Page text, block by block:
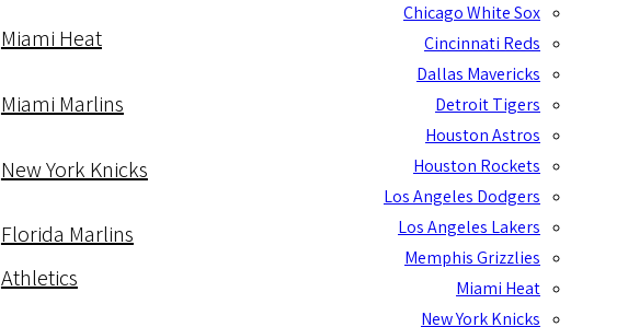
Miami Heat
Miami Marlins
New York Knicks
Florida Marlins
Athletics
Chicago White Sox
Cincinnati Reds
Dallas Mavericks
Detroit Tigers
Houston Astros
Houston Rockets
Los Angeles Dodgers
Los Angeles Lakers
Memphis Grizzlies
Miami Heat
New York Knicks